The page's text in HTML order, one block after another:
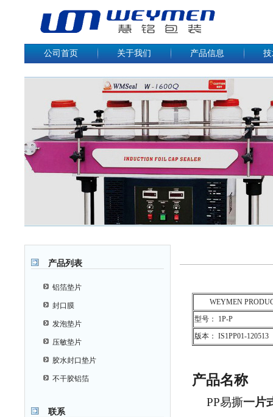
公司首页 关于我们 产品信息
产品列表
铝箔垫片
封口膜
发泡垫片
压敏垫片
胶水封口垫片
不干胶铝箔
联系
WEYMEN
型号： 1P-P
版本： IS1PP01-120513
产品名称
PP易撕一片